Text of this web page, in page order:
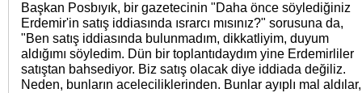
Başkan Posbıyık, bir gazetecinin "Daha önce söylediğiniz
Erdemir'in satış iddiasında ısrarcı mısınız?" sorusuna da,
"Ben satış iddiasında bulunmadım, dikkatliyim, duyum
aldığımı söyledim. Dün bir toplantıdaydım yine Erdemirliler
satıştan bahsediyor. Biz satış olacak diye iddiada değiliz.
Neden, bunların aceleciliklerinden. Bunlar ayıplı mal aldılar,